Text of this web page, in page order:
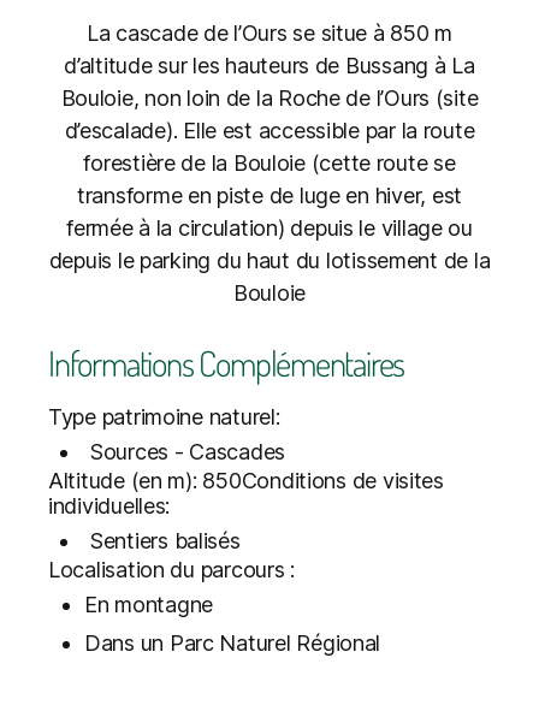
La cascade de l’Ours se situe à 850 m
d’altitude sur les hauteurs de Bussang à La
Bouloie, non loin de la Roche de l’Ours (site
d’escalade). Elle est accessible par la route
forestière de la Bouloie (cette route se
transforme en piste de luge en hiver, est
fermée à la circulation) depuis le village ou
depuis le parking du haut du lotissement de la
Bouloie
Informations Complémentaires
Type patrimoine naturel:
Sources - Cascades
Altitude (en m): 850Conditions de visites
individuelles:
Sentiers balisés
Localisation du parcours :
En montagne
Dans un Parc Naturel Régional